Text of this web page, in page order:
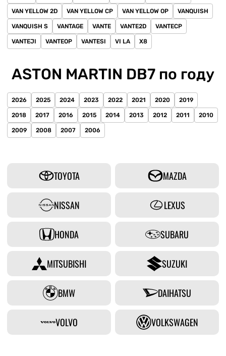
VAN YELLOW 2D VAN YELLOW CP VAN YELLOW OP VANQUISH
VANQUISH S VANTAGE VANTE VANTE2D VANTECP
VANTEJI VANTEOP VANTESI VI LA X8
ASTON MARTIN DB7 по году
2026 2025 2024 2023 2022 2021 2020 2019
2018 2017 2016 2015 2014 2013 2012 2011 2010
2009 2008 2007 2006
TOYOTA MAZDA
NISSAN LEXUS
HONDA SUBARU
MITSUBISHI SUZUKI
BMW DAIHATSU
VOLVO VOLKSWAGEN